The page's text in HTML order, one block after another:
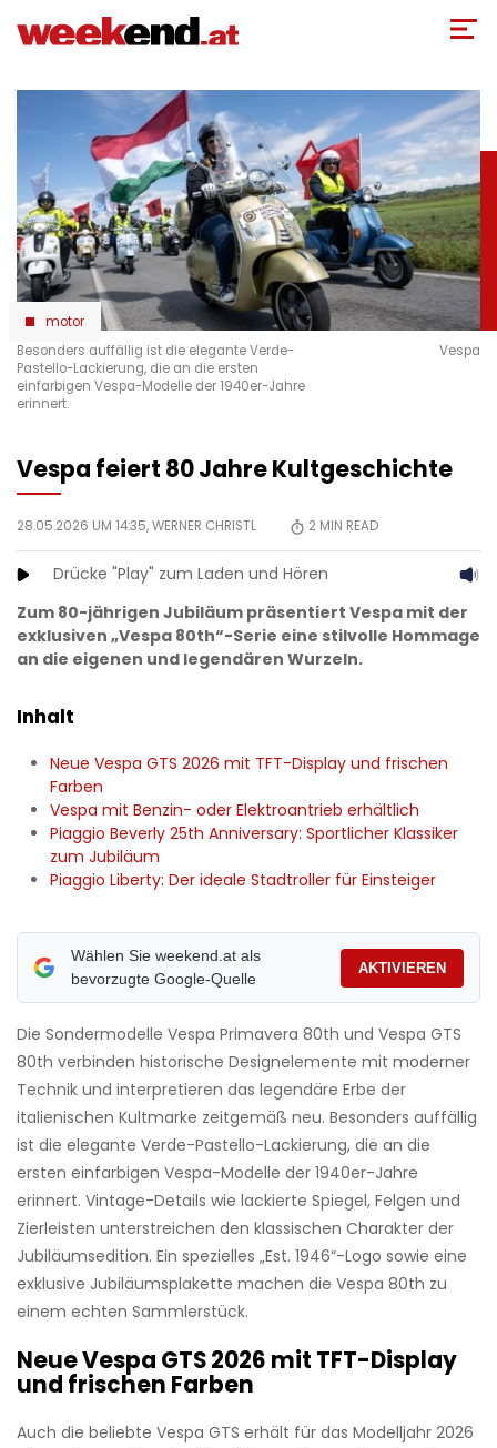
zum
motor
Besonders auffällig ist die elegante Verde-
Pastello-Lackierung, die an die ersten
einfarbigen Vespa-Modelle der 1940er-Jahre
erinnert.
Vespa
Vespa feiert 80 Jahre Kultgeschichte
28.05.2026 UM 14:35,WERNER CHRISTL 2 MIN READ
Drücke "Play" zum Laden und Hören
Zum 80-jährigen Jubiläum präsentiert Vespa mit der
exklusiven „Vespa 80th“-Serie eine stilvolle Hommage
an die eigenen und legendären Wurzeln.
Inhalt
Neue Vespa GTS 2026 mit TFT-Display und frischen
Farben
Vespa mit Benzin- oder Elektroantrieb erhältlich
Piaggio Beverly 25th Anniversary: Sportlicher Klassiker
zum Jubiläum
Piaggio Liberty: Der ideale Stadtroller für Einsteiger
Wählen Sie weekend.at als
bevorzugte Google-Quelle
AKTIVIEREN
Die Sondermodelle Vespa Primavera 80th und Vespa GTS
80th verbinden historische Designelemente mit moderner
Technik und interpretieren das legendäre Erbe der
italienischen Kultmarke zeitgemäß neu. Besonders auffällig
ist die elegante Verde-Pastello-Lackierung, die an die
ersten einfarbigen Vespa-Modelle der 1940er-Jahre
erinnert. Vintage-Details wie lackierte Spiegel, Felgen und
Zierleisten unterstreichen den klassischen Charakter der
Jubiläumsedition. Ein spezielles „Est. 1946“-Logo sowie eine
exklusive Jubiläumsplakette machen die Vespa 80th zu
einem echten Sammlerstück.
Neue Vespa GTS 2026 mit TFT-Display
und frischen Farben
Auch die beliebte Vespa GTS erhält für das Modelljahr 2026